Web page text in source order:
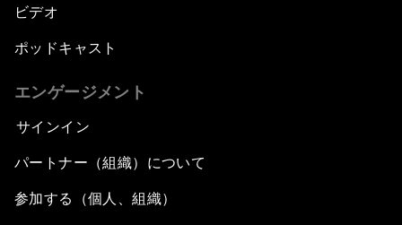
ビデオ
ポッドキャスト
エンゲージメント
サインイン
パートナー（組織）について
参加する（個人、組織）